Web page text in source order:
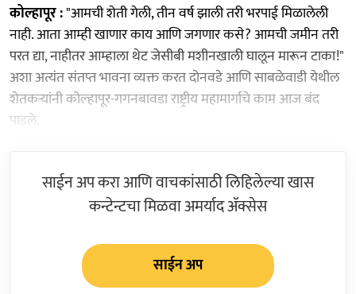
कोल्हापूर :"आमची शेती गेली, तीन वर्ष झाली तरी भरपाई मिळालेली
नाही. आता आम्ही खाणार काय आणि जगणार कसे? आमची जमीन तरी
परत द्या, नाहीतर आम्हाला थेट जेसीबी मशीनखाली घालून मारून टाका!"
अशा अत्यंत संतप्त भावना व्यक्त करत दोनवडे आणि साबळेवाडी येथील
शेतकऱ्यांनी कोल्हापूर-गगनबावडा राष्ट्रीय महामार्गाचे काम आज बंद
पाडले.
साईन अप करा आणि वाचकांसाठी लिहिलेल्या खास
कन्टेन्टचा मिळवा अमर्याद ॲक्सेस
साईन अप